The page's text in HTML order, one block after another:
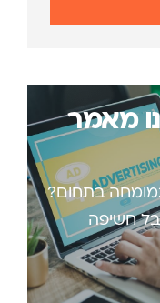
מאמר
בתחום?
חשיפה